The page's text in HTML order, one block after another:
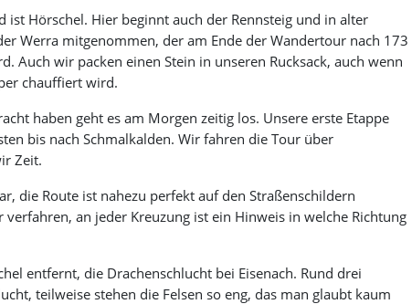
ist Hörschel. Hier beginnt auch der Rennsteig und in alter
Werra mitgenommen, der am Ende der Wandertour nach 173
Auch wir packen einen Stein in unseren Rucksack, auch wenn
chauffiert wird.
haben geht es am Morgen zeitig los. Unsere erste Etappe
bis nach Schmalkalden. Wir fahren die Tour über
Zeit.
die Route ist nahezu perfekt auf den Straßenschildern
an jeder Kreuzung ist ein Hinweis in welche Richtung
entfernt, die Drachenschlucht bei Eisenach. Rund drei
teilweise stehen die Felsen so eng, das man glaubt kaum